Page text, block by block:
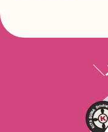
休校日：金
月・１０月
第２・第
ローンなど
は、営業終
します。
（足）動
行うのが
ーと呼ばれ
小柄な体